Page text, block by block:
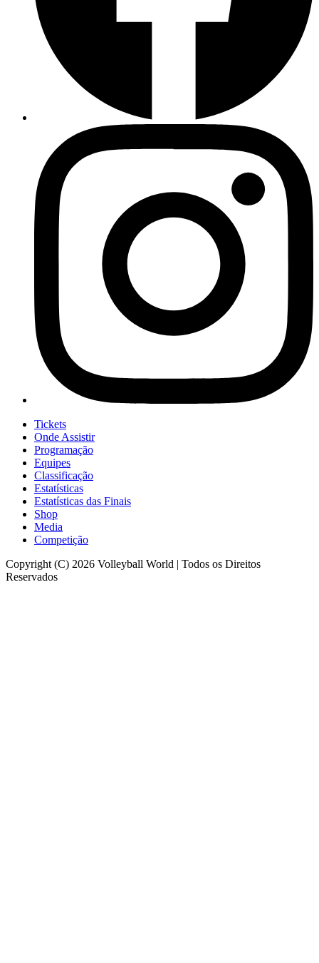
Tickets
Onde Assistir
Programação
Equipes
Classificação
Estatísticas
Estatísticas das Finais
Shop
Media
Competição
Copyright (C) 2026 Volleyball World | Todos os Direitos
Reservados